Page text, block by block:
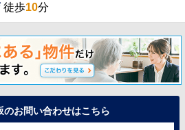
徒歩10分
お問い合わせはこちら